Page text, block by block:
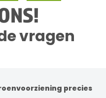
vragen
precies